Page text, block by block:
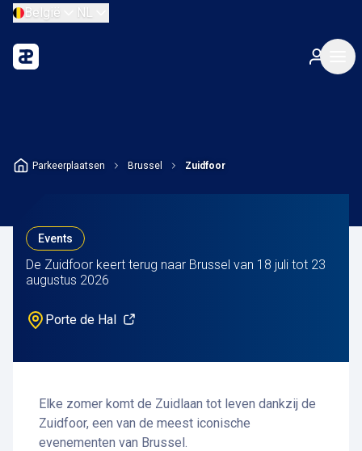
België NL
Parkeerplaatsen Brussel Zuidfoor
Events
De Zuidfoor keert terug naar Brussel van 18 juli tot 23
augustus 2026
Porte de Hal
Elke zomer komt de Zuidlaan tot leven dankzij de
Zuidfoor, een van de meest iconische
evenementen van Brussel.